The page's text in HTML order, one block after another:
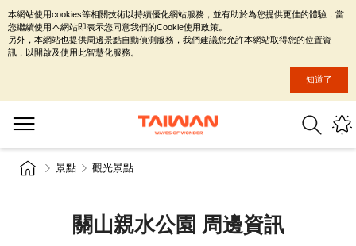
景點 觀光景點
關山親水公園 周邊資訊
本網站使用cookies等相關技術以持續優化網站服務，並有助於為您提供更佳的體驗，當
您繼續使用本網站即表示您同意我們的Cookie使用政策。
另外，本網站也提供周邊景點自動偵測服務，我們建議您允許本網站取得您的位置資
訊，以開啟及使用此智慧化服務。
知道了